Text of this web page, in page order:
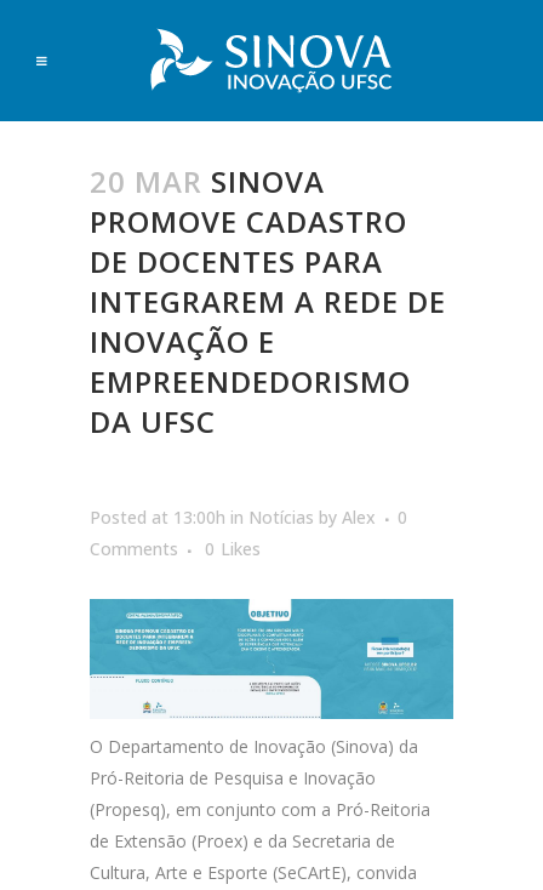
20 MAR SINOVA
PROMOVE CADASTRO
DE DOCENTES PARA
INTEGRAREM A REDE DE
INOVAÇÃO E
EMPREENDEDORISMO
DA UFSC
Posted at 13:00h in Notícias by Alex
0
Comments
0 Likes
O Departamento de Inovação (Sinova) da
Pró-Reitoria de Pesquisa e Inovação
(Propesq), em conjunto com a Pró-Reitoria
de Extensão (Proex) e da Secretaria de
Cultura, Arte e Esporte (SeCArtE), convida